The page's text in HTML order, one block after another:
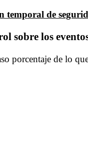
temporal de
sobre los
porcentaje de lo